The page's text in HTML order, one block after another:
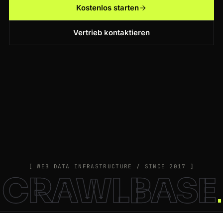
Kostenlos starten
Vertrieb kontaktieren
[ WEB DATA INFRASTRUCTURE / SINCE 2017 ]
CRAWLBASE